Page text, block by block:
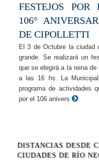
FESTEJOS POR
106°
DE CIPOLLETTI
El 3 de Octubre la
grande. Se realizará un
que se elegirá a la reina
a las 16 hs. La
programa de actividades
por el 106 anivers
DISTANCIAS DESDE
CIUDADES DE RÍO